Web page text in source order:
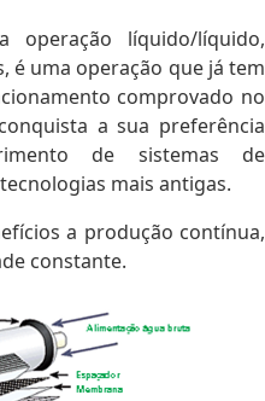
operação líquido/líquido,
é uma operação que já tem
comprovado no
a sua preferência
de sistemas de
mais antigas.
a produção contínua,
constante.